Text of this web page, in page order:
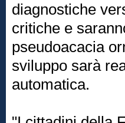
diagnostiche
critiche e
pseudoacacia
sviluppo sarà
automatica.